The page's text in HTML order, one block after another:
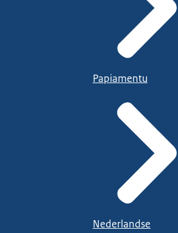
Papiamentu
Nederlandse